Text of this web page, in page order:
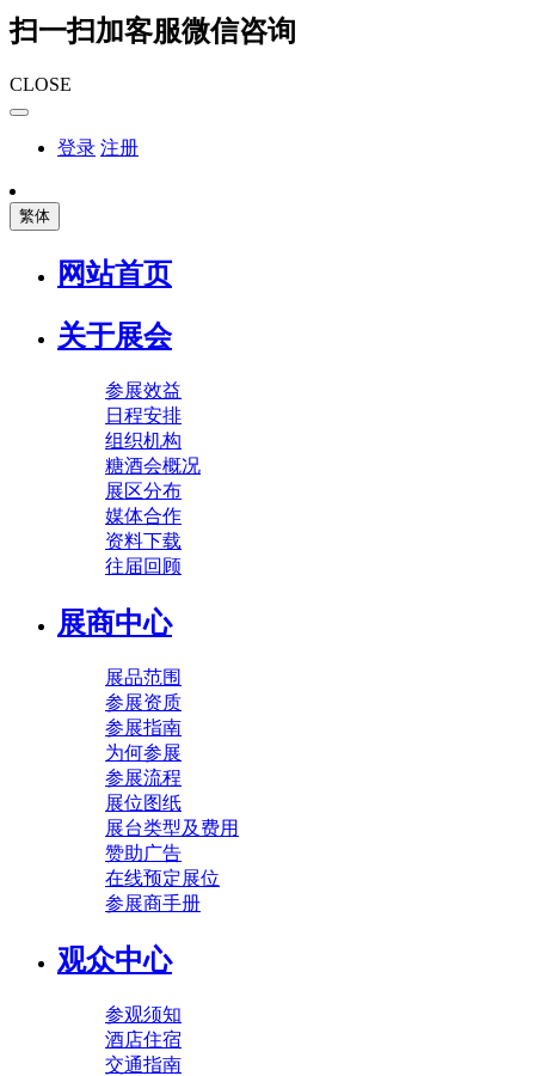
扫一扫加客服微信咨询
CLOSE
登录 注册
繁体
网站首页
关于展会
参展效益
日程安排
组织机构
糖酒会概况
展区分布
媒体合作
资料下载
往届回顾
展商中心
展品范围
参展资质
参展指南
为何参展
参展流程
展位图纸
展台类型及费用
赞助广告
在线预定展位
参展商手册
观众中心
参观须知
酒店住宿
交通指南